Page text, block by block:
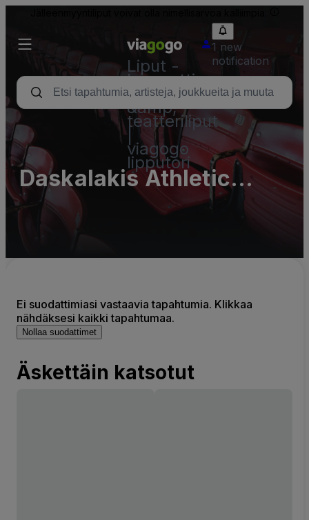
Liput -
konsertti,
urheilu
&amp;
teatteriliput
viagogo
lipputori
1 new
notification
Daskalakis Athletic
Center Parking Lots
Ei suodattimiasi vastaavia tapahtumia. Klikkaa
nähdäksesi kaikki tapahtumaa.
Nollaa suodattimet
Äskettäin katsotut